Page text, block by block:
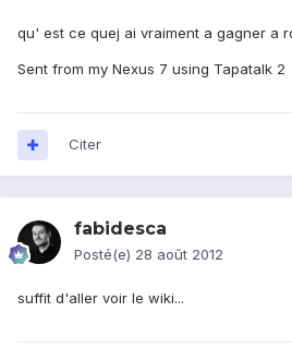
qu' est ce quej ai vraiment a gagner a
Sent from my Nexus 7 using Tapatalk 2
Citer
fabidesca
Posté(e) 28 août 2012
suffit d'aller voir le wiki...